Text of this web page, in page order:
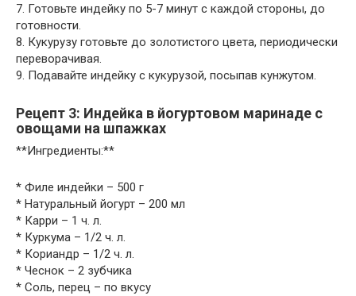
7. Готовьте индейку по 5-7 минут с каждой стороны, до
готовности.
8. Кукурузу готовьте до золотистого цвета, периодически
переворачивая.
9. Подавайте индейку с кукурузой, посыпав кунжутом.
Рецепт 3: Индейка в йогуртовом маринаде с
овощами на шпажках
**Ингредиенты:**
* Филе индейки – 500 г
* Натуральный йогурт – 200 мл
* Карри – 1 ч. л.
* Куркума – 1/2 ч. л.
* Кориандр – 1/2 ч. л.
* Чеснок – 2 зубчика
* Соль, перец – по вкусу